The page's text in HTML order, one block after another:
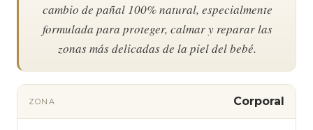
cambio de pañal 100% natural, especialmente
formulada para proteger, calmar y reparar las
zonas más delicadas de la piel del bebé.
ZONA Corporal